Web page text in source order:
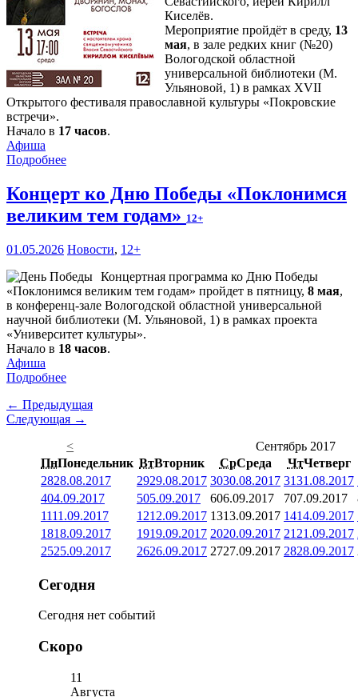
Киселёв.
Мероприятие пройдёт в среду, 13
мая, в зале редких книг (№20)
Вологодской областной
универсальной библиотеки (М.
Ульяновой, 1) в рамках XVII
Открытого фестиваля православной культуры «Покровские
встречи».
Начало в 17 часов.
Афиша
Подробнее
Концерт ко Дню Победы «Поклонимся
великим тем годам» 12+
01.05.2026 Новости, 12+
Концертная программа ко Дню Победы
«Поклонимся великим тем годам» пройдет в пятницу, 8 мая,
в конференц-зале Вологодской областной универсальной
научной библиотеки (М. Ульяновой, 1) в рамках проекта
«Университет культуры».
Начало в 18 часов.
Афиша
Подробнее
← Предыдущая
Следующая →
<
Сентябрь 2017
ПнПонедельник ВтВторник СрСреда ЧтЧетверг
2828.08.2017 2929.08.2017 3030.08.2017 3131.08.2017
404.09.2017 505.09.2017 606.09.2017 707.09.2017
1111.09.2017 1212.09.2017 1313.09.2017 1414.09.2017
1818.09.2017 1919.09.2017 2020.09.2017 21 21.09.2017
2525.09.2017 2626.09.2017 2727.09.2017 2828.09.2017
Сегодня
Сегодня нет событий
Скоро
11
Августа